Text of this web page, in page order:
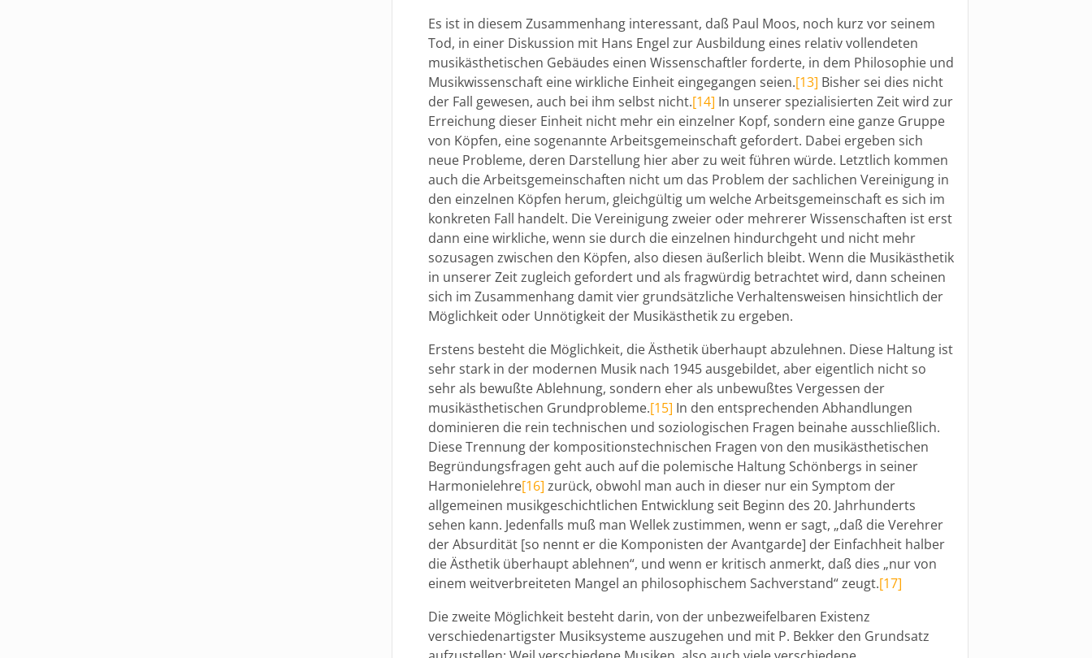
Es ist in diesem Zusammenhang interessant, daß Paul Moos, noch kurz vor seinem
Tod, in einer Diskussion mit Hans Engel zur Ausbildung eines relativ vollendeten
musikästhetischen Gebäudes einen Wissenschaftler forderte, in dem Philosophie und
Musikwissenschaft eine wirkliche Einheit eingegangen seien.[13] Bisher sei dies nicht
der Fall gewesen, auch bei ihm selbst nicht.[14] In unserer spezialisierten Zeit wird zur
Erreichung dieser Einheit nicht mehr ein einzelner Kopf, sondern eine ganze Gruppe
von Köpfen, eine sogenannte Arbeitsgemeinschaft gefordert. Dabei ergeben sich
neue Probleme, deren Darstellung hier aber zu weit führen würde. Letztlich kommen
auch die Arbeitsgemeinschaften nicht um das Problem der sachlichen Vereinigung in
den einzelnen Köpfen herum, gleichgültig um welche Arbeitsgemeinschaft es sich im
konkreten Fall handelt. Die Vereinigung zweier oder mehrerer Wissenschaften ist erst
dann eine wirkliche, wenn sie durch die einzelnen hindurchgeht und nicht mehr
sozusagen zwischen den Köpfen, also diesen äußerlich bleibt. Wenn die Musikästhetik
in unserer Zeit zugleich gefordert und als fragwürdig betrachtet wird, dann scheinen
sich im Zusammenhang damit vier grundsätzliche Verhaltensweisen hinsichtlich der
Möglichkeit oder Unnötigkeit der Musikästhetik zu ergeben.
Erstens besteht die Möglichkeit, die Ästhetik überhaupt abzulehnen. Diese Haltung ist
sehr stark in der modernen Musik nach 1945 ausgebildet, aber eigentlich nicht so
sehr als bewußte Ablehnung, sondern eher als unbewußtes Vergessen der
musikästhetischen Grundprobleme.[15] In den entsprechenden Abhandlungen
dominieren die rein technischen und soziologischen Fragen beinahe ausschließlich.
Diese Trennung der kompositionstechnischen Fragen von den musikästhetischen
Begründungsfragen geht auch auf die polemische Haltung Schönbergs in seiner
Harmonielehre[16] zurück, obwohl man auch in dieser nur ein Symptom der
allgemeinen musikgeschichtlichen Entwicklung seit Beginn des 20. Jahrhunderts
sehen kann. Jedenfalls muß man Wellek zustimmen, wenn er sagt, „daß die Verehrer
der Absurdität [so nennt er die Komponisten der Avantgarde] der Einfachheit halber
die Ästhetik überhaupt ablehnen“, und wenn er kritisch anmerkt, daß dies „nur von
einem weitverbreiteten Mangel an philosophischem Sachverstand“ zeugt.[17]
Die zweite Möglichkeit besteht darin, von der unbezweifelbaren Existenz
verschiedenartigster Musiksysteme auszugehen und mit P. Bekker den Grundsatz